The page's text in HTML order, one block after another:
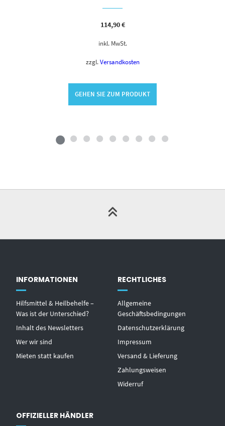
114,90€
inkl. MwSt.
zzgl. Versandkosten
GEHEN SIE ZUM PRODUKT
INFORMATIONEN
Hilfsmittel & Heilbehelfe –
Was ist der Unterschied?
Inhalt des Newsletters
Wer wir sind
Mieten statt kaufen
RECHTLICHES
Allgemeine
Geschäftsbedingungen
Datenschutzerklärung
Impressum
Versand & Lieferung
Zahlungsweisen
Widerruf
OFFIZIELLER HÄNDLER